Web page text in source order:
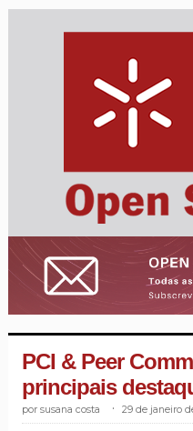
PCI & Peer
principais
susana costa 29 de janeiro